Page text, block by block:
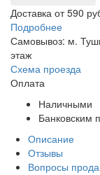
Доставка от 590
Подробнее
Самовывоз: м.
этаж
Схема проезда
Оплата
Наличными
Банковским
Описание
Отзывы
Вопросы